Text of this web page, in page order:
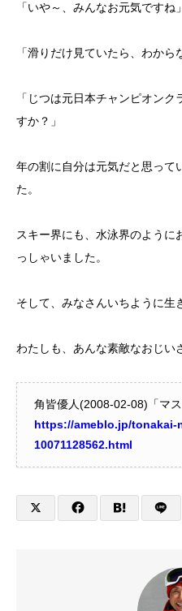
「いや～、みんなお元気ですね」
「滑りだけ見ていたら、わから
「じつは元日本チャンピオン
すか？」
年の割に自分は元気だと思って
た。
スキー界にも、水泳界のように
っしゃいました。
そして、みなさんいちように生
わたしも、あんな素敵なおじい
角皆優人(2008-02-08)「マス
https://ameblo.jp/
10071128562.html